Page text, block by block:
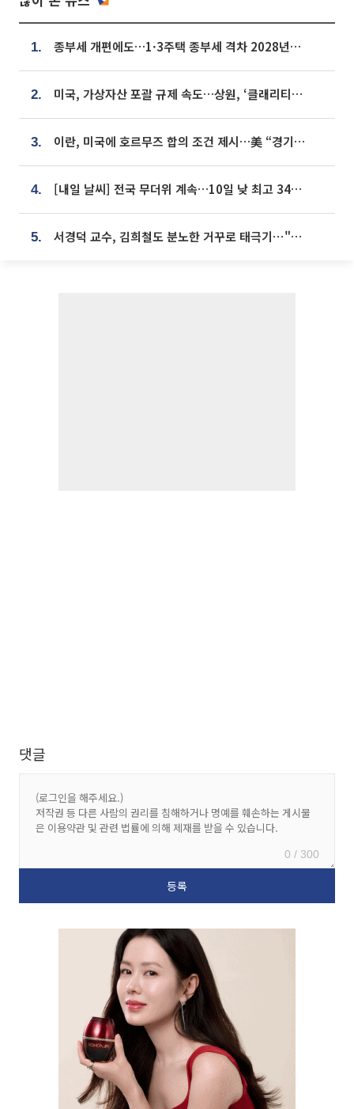
1. 종부세 개편에도…1·3주택 종부세 격차 2028년부터 확대
2. 미국, 가상자산 포괄 규제 속도…상원, ‘클래리티법’ 9월 절차투표 추진
3. 이란, 미국에 호르무즈 합의 조건 제시…美 “경기 아직 안 끝나” [종합]
4. [내일 날씨] 전국 무더위 계속…10일 낮 최고 34도 육박
5. 서경덕 교수, 김희철도 분노한 거꾸로 태극기⋯"엉터리는 아냐, 아쉬울 뿐"
댓글
0 / 300